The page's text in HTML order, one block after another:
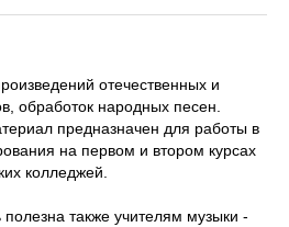
отечественных и
обработок народных песен.
предназначен для работы в
на первом и втором курсах
колледжей.
также учителям музыки -